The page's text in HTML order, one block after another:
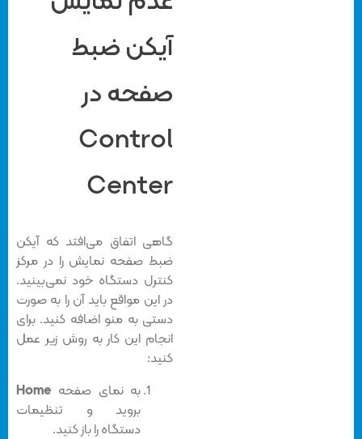
آیکن ضبط
صفحه در
Control
Center
گاهی اتفاق می‌افتد که آیکن
ضبط صفحه نمایش را در مرکز
کنترل دستگاه خود نمی‌بینید.
در این مواقع باید آن را به صورت
دستی به منو اضافه کنید. برای
انجام این کار به روش زیر عمل
کنید:
به نمای صفحهHome
بروید و تنظیمات
دستگاه را باز کنید.